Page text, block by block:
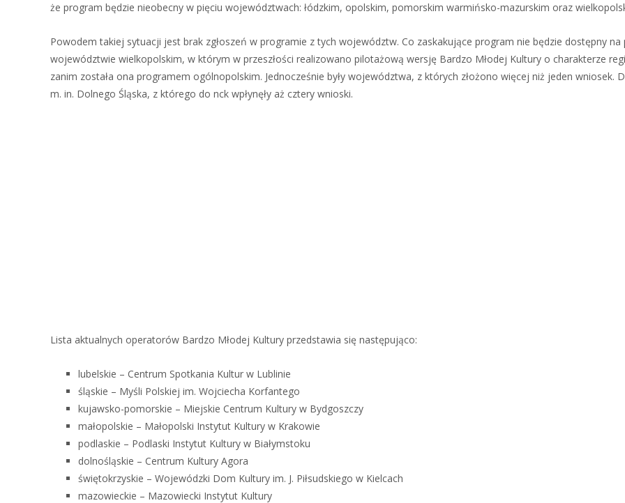
że program będzie nieobecny w pięciu województwach: łódzkim, opolskim, pomorskim warmińsko-mazurskim oraz
Powodem takiej sytuacji jest brak zgłoszeń w programie z tych województw. Co zaskakujące program nie będzie dostępny na
województwie wielkopolskim, w którym w przeszłości realizowano pilotażową wersję Bardzo Młodej Kultury o charakterze
zanim została ona programem ogólnopolskim. Jednocześnie były województwa, z których złożono więcej niż jeden wniosek.
m. in. Dolnego Śląska, z którego do nck wpłynęły aż cztery wnioski.
Lista aktualnych operatorów Bardzo Młodej Kultury przedstawia się następująco:
lubelskie – Centrum Spotkania Kultur w Lublinie
śląskie – Myśli Polskiej im. Wojciecha Korfantego
kujawsko-pomorskie – Miejskie Centrum Kultury w Bydgoszczy
małopolskie – Małopolski Instytut Kultury w Krakowie
podlaskie – Podlaski Instytut Kultury w Białymstoku
dolnośląskie – Centrum Kultury Agora
świętokrzyskie – Wojewódzki Dom Kultury im. J. Piłsudskiego w Kielcach
mazowieckie – Mazowiecki Instytut Kultury